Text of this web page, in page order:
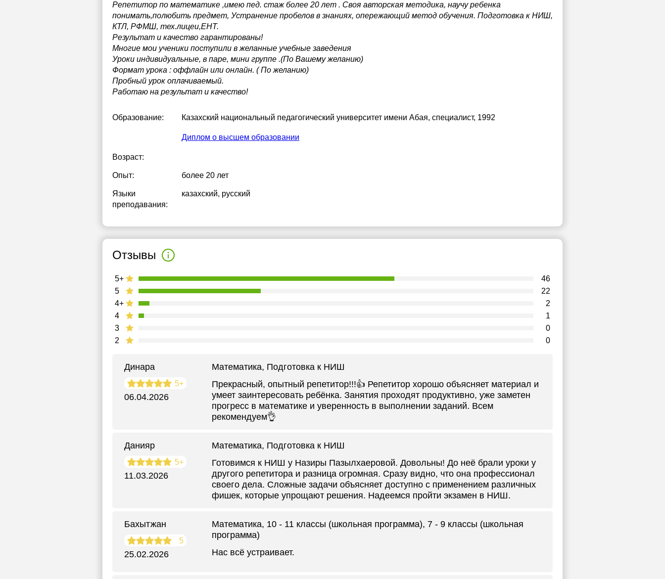
Репетитор по математике ,имею пед. стаж более 20 лет . Своя авторская методика, научу ребенка
понимать,полюбить предмет, Устранение пробелов в знаниях, опережающий метод обучения. Подготовка к НИШ,
КТЛ, РФМШ, тех.лицеи,ЕНТ.
Результат и качество гарантированы!
Многие мои ученики поступили в желанные учебные заведения
Уроки индивидуальные, в паре, мини группе .(По Вашему желанию)
Формат урока : оффлайн или онлайн. ( По желанию)
Пробный урок оплачиваемый.
Работаю на результат и качество!
Образование: Казахский национальный педагогический университет имени Абая, специалист, 1992
Диплом о высшем образовании
Возраст:
Опыт: более 20 лет
Языки
преподавания:
казахский, русский
Отзывы
2 0
3 0
4 1
4+ 2
5 22
5+ 46
Динара
5+
06.04.2026
Математика, Подготовка к НИШ
Прекрасный, опытный репетитор!!!👍 Репетитор хорошо объясняет материал и
умеет заинтересовать ребёнка. Занятия проходят продуктивно, уже заметен
прогресс в математике и уверенность в выполнении заданий. Всем
рекомендуем👌
Данияр
5+
11.03.2026
Математика, Подготовка к НИШ
Готовимся к НИШ у Назиры Пазылхаеровой. Довольны! До неё брали уроки у
другого репетитора и разница огромная. Сразу видно, что она профессионал
своего дела. Сложные задачи объясняет доступно с применением различных
фишек, которые упрощают решения. Надеемся пройти экзамен в НИШ.
Бахытжан
5
25.02.2026
Математика, 10 - 11 классы (школьная программа), 7 - 9 классы (школьная
программа)
Нас всё устраивает.